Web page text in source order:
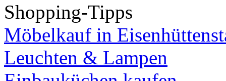
Shopping-Tipps
Möbelkauf in
Leuchten & Lampen